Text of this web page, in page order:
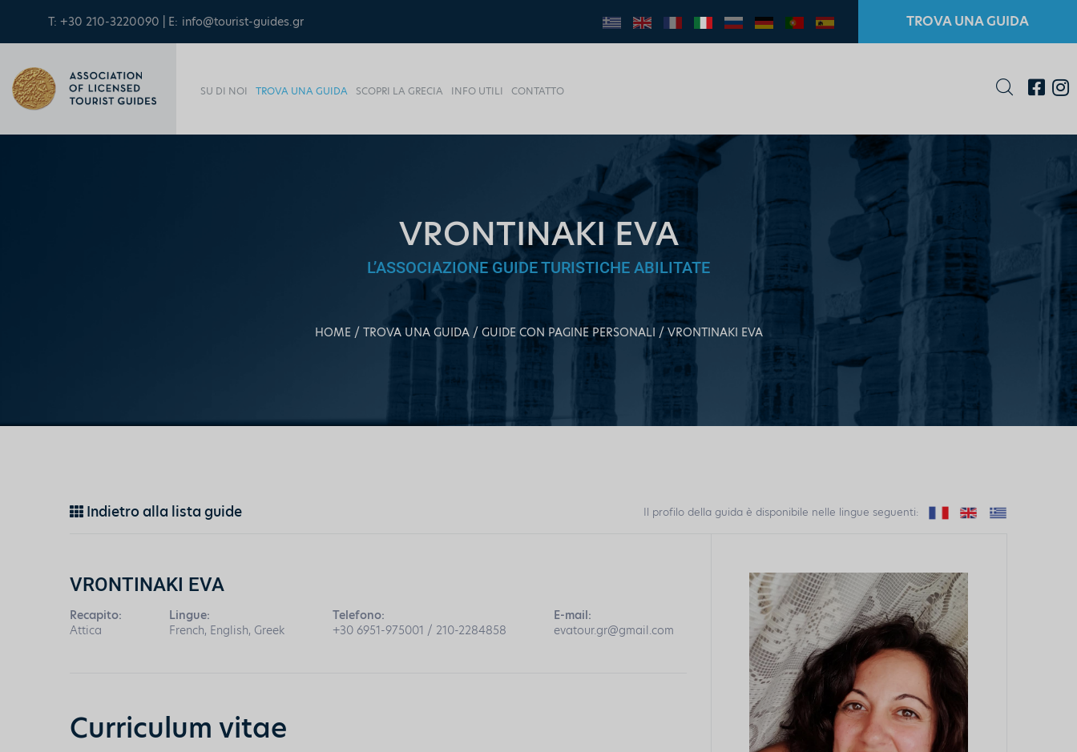
T: +30 210-3220090 | E: info@tourist-guides.gr TROVA UNA GUIDA
SU DI NOI TROVA UNA GUIDA SCOPRI LA GRECIA INFO UTILI CONTATTO
VRONTINAKI EVA
L’ASSOCIAZIONE GUIDE TURISTICHE ABILITATE
HOME TROVA UNA GUIDA GUIDE CON PAGINE PERSONALI VRONTINAKI EVA
Indietro alla lista guide Il profilo della guida è disponibile nelle lingue seguenti:
VRONTINAKI EVA
Recapito:
Attica
Lingue:
French, English, Greek
Telefono:
+30 6951-975001 / 210-2284858
E-mail:
evatour.gr@gmail.com
Curriculum vitae